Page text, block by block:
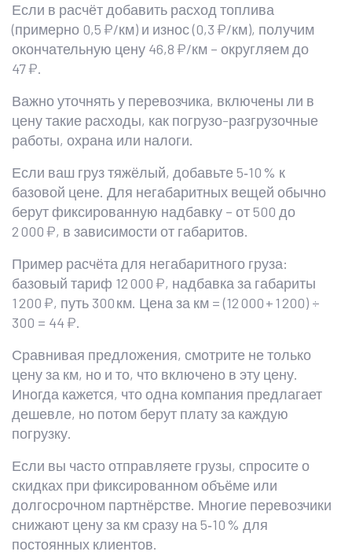
Если в расчёт добавить расход топлива
(примерно 0,5 ₽/км) и износ (0,3 ₽/км), получим
окончательную цену 46,8 ₽/км – округляем до
47 ₽.
Важно уточнять у перевозчика, включены ли в
цену такие расходы, как погрузо-разгрузочные
работы, охрана или налоги.
Если ваш груз тяжёлый, добавьте 5‑10 % к
базовой цене. Для негабаритных вещей обычно
берут фиксированную надбавку – от 500 до
2 000 ₽, в зависимости от габаритов.
Пример расчёта для негабаритного груза:
базовый тариф 12 000 ₽, надбавка за габариты
1 200 ₽, путь 300 км. Цена за км = (12 000 + 1 200) ÷
300 = 44 ₽.
Сравнивая предложения, смотрите не только
цену за км, но и то, что включено в эту цену.
Иногда кажется, что одна компания предлагает
дешевле, но потом берут плату за каждую
погрузку.
Если вы часто отправляете грузы, спросите о
скидках при фиксированном объёме или
долгосрочном партнёрстве. Многие перевозчики
снижают цену за км сразу на 5‑10 % для
постоянных клиентов.